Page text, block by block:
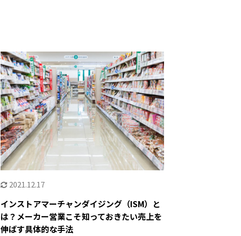
2021.12.17
インストアマーチャンダイジング（ISM）と
は？メーカー営業こそ知っておきたい売上を
伸ばす具体的な手法